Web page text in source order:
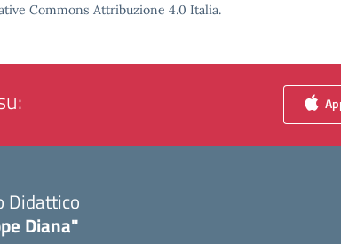
Commons Attribuzione 4.0 Italia.
Didattico
Diana"